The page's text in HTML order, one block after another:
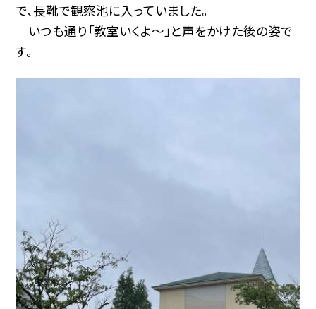
で、長靴で観察池に入っていました。
いつも通り「教室いくよ〜」と声をかけた後の姿で
す。